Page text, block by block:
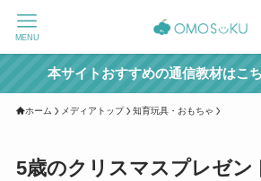
MENU
本サイトおすすめの通信教材はこ
ホーム メディアトップ 知育玩具・おもちゃ
5歳のクリスマスプレゼン